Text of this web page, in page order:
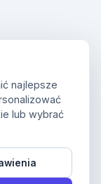
najlepsze
lub wybrać